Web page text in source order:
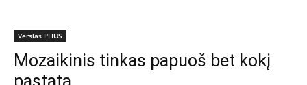
Verslas PLIUS
Mozaikinis tinkas papuoš bet kokį